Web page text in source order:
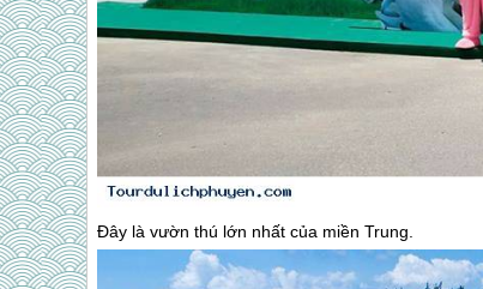
Đây là vườn thú lớn nhất của miền Trung.